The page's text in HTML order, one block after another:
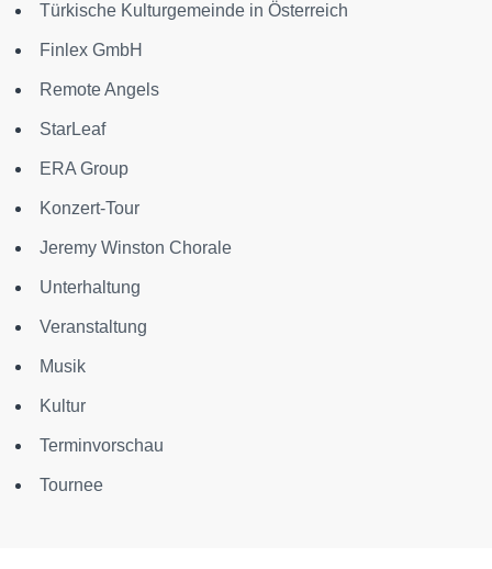
Türkische Kulturgemeinde in Österreich
Finlex GmbH
Remote Angels
StarLeaf
ERA Group
Konzert-Tour
Jeremy Winston Chorale
Unterhaltung
Veranstaltung
Musik
Kultur
Terminvorschau
Tournee